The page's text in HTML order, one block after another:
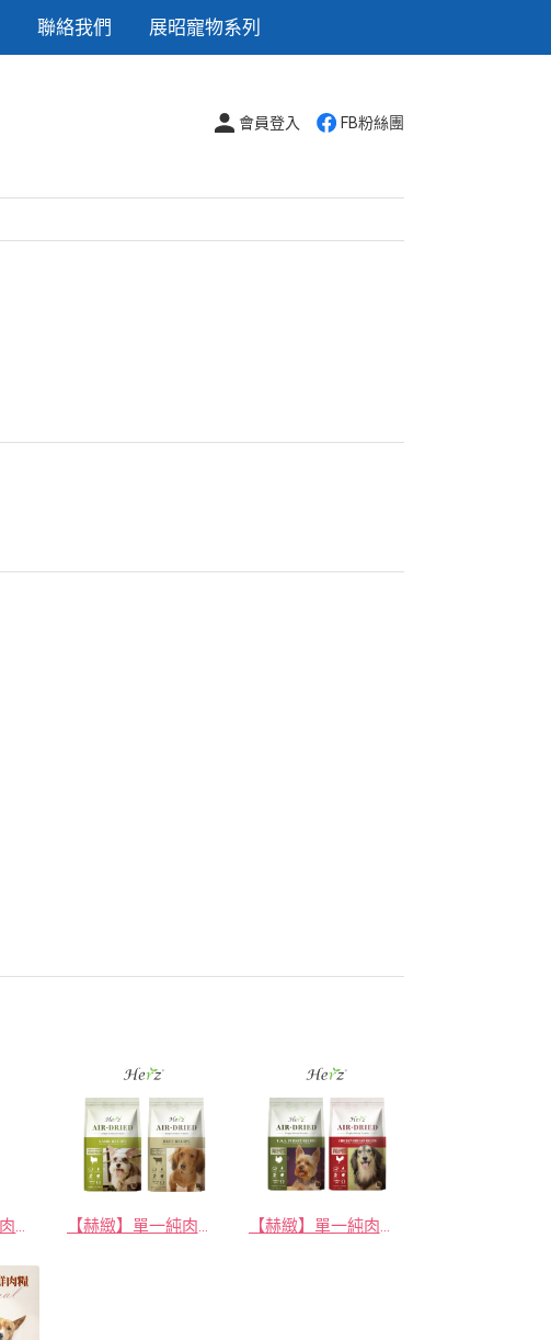
聯絡我們 展昭寵物系列
會員登入 FB粉絲團
【赫緻】單一純肉健康糧(紐西蘭鹿肉) 【赫緻】單一純肉健康糧(無穀羊肉/風乾牛肉) 【赫緻】單一純肉健康糧(美國火雞肉/低脂雞胸肉)